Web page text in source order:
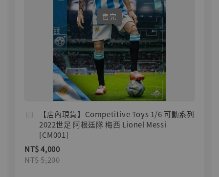
售完
【店內現貨】Competitive Toys 1/6 可動系列
2022世足 阿根廷隊 梅西 Lionel Messi
[CM001]
NT$ 4,000
NT$ 5,200